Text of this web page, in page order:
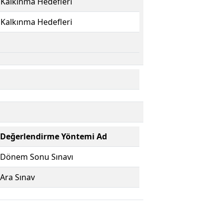
Hedefleri
Değerlendirme Yöntemi Ad
Dönem Sonu Sınavı
Ara Sınav